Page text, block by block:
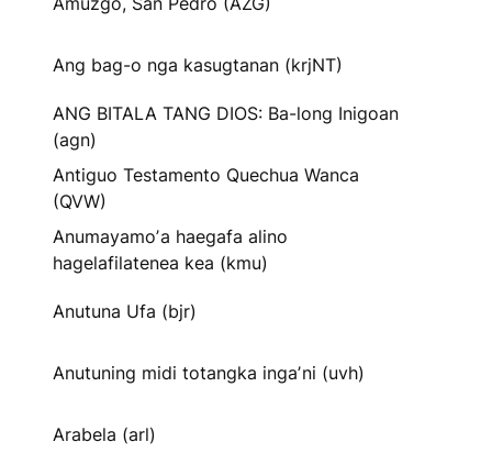
Ang bag-o nga kasugtanan (krjNT)
ANG BITALA TANG DIOS: Ba-long Inigoan
(agn)
Antiguo Testamento Quechua Wanca
(QVW)
Anumayamoʼa haegafa alino
hagelafilatenea kea (kmu)
Anutuna Ufa (bjr)
Anutuning midi totangka ingaʼni (uvh)
Arabela (arl)